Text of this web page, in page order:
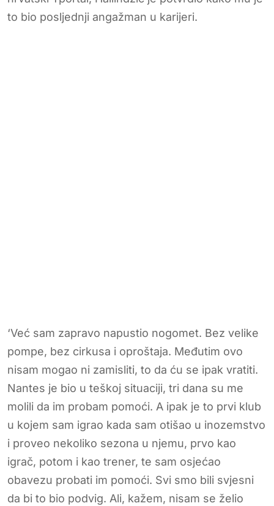
to bio posljednji angažman u karijeri.
‘Već sam zapravo napustio nogomet. Bez velike
pompe, bez cirkusa i oproštaja. Međutim ovo
nisam mogao ni zamisliti, to da ću se ipak vratiti.
Nantes je bio u teškoj situaciji, tri dana su me
molili da im probam pomoći. A ipak je to prvi klub
u kojem sam igrao kada sam otišao u inozemstvo
i proveo nekoliko sezona u njemu, prvo kao
igrač, potom i kao trener, te sam osjećao
obavezu probati im pomoći. Svi smo bili svjesni
da bi to bio podvig. Ali, kažem, nisam se želio